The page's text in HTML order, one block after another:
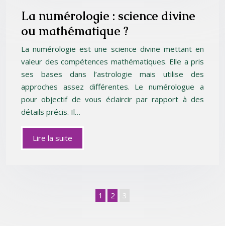
La numérologie : science divine
ou mathématique ?
La numérologie est une science divine mettant en
valeur des compétences mathématiques. Elle a pris
ses bases dans l’astrologie mais utilise des
approches assez différentes. Le numérologue a
pour objectif de vous éclaircir par rapport à des
détails précis. Il…
Lire la suite
1 2 3